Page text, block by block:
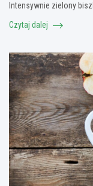
Intensywnie zielony
Czytaj dalej